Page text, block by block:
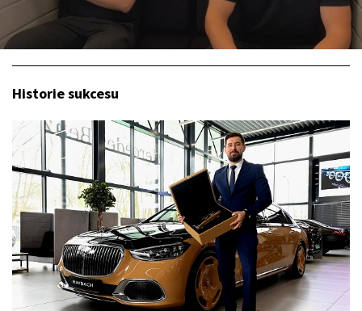
Historie sukcesu